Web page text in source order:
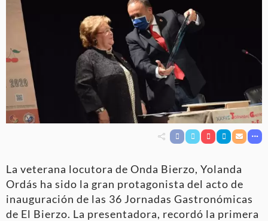
La veterana locutora de Onda Bierzo, Yolanda
Ordás ha sido la gran protagonista del acto de
inauguración de las 36 Jornadas Gastronómicas
de El Bierzo. La presentadora, recordó la primera